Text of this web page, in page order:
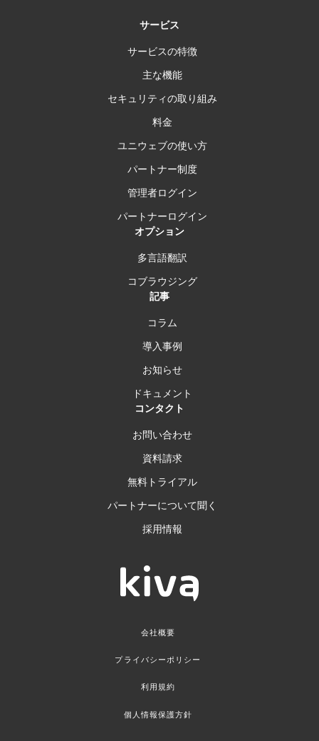
サービス
サービスの特徴
主な機能
セキュリティの取り組み
料金
ユニウェブの使い方
パートナー制度
管理者ログイン
パートナーログイン
オプション
多言語翻訳
コブラウジング
記事
コラム
導入事例
お知らせ
ドキュメント
コンタクト
お問い合わせ
資料請求
無料トライアル
パートナーについて聞く
採用情報
会社概要
プライバシーポリシー
利用規約
個人情報保護方針